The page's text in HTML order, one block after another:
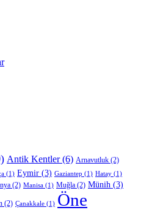
Antik Kentler(6) Arnavutluk (2)
(1) Eymir (3) Gaziantep (1) Hatay (1)
(2) Manisa (1) Muğla (2) Münih (3)
(2) Çanakkale (1) Öne